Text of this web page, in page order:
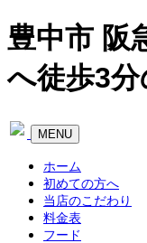
豊中市 阪
へ徒歩3
Toggle
navigation
MENU
ホーム
初めての方へ
当店のこだわり
料金表
フード